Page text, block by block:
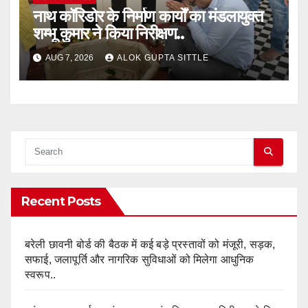
नाथ कॉरिडोर के निर्माण कार्यों का मंडलायुक्त
शम्भू कुमार ने किया निरीक्षण..
AUG 7, 2026 ALOK GUPTA SITTLE
Recent Posts
बरेली छावनी बोर्ड की बैठक में कई बड़े प्रस्तावों को मंजूरी, सड़क,
सफाई, जलापूर्ति और नागरिक सुविधाओं को मिलेगा आधुनिक
स्वरूप..